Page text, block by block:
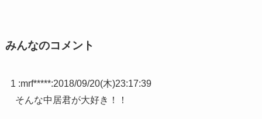
みんなのコメント
1 :mrf*****:2018/09/20(木)23:17:39
そんな中居君が大好き！！